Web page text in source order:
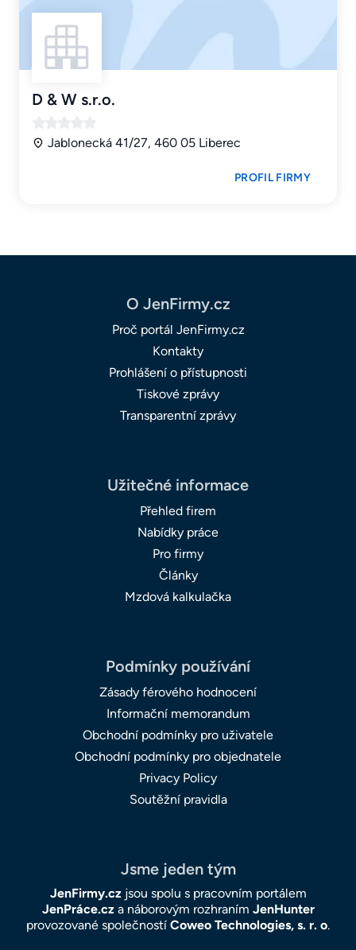
D & W s.r.o.
Jablonecká 41/27, 460 05 Liberec
PROFIL FIRMY
O JenFirmy.cz
Proč portál JenFirmy.cz
Kontakty
Prohlášení o přístupnosti
Tiskové zprávy
Transparentní zprávy
Užitečné informace
Přehled firem
Nabídky práce
Pro firmy
Články
Mzdová kalkulačka
Podmínky používání
Zásady férového hodnocení
Informační memorandum
Obchodní podmínky pro uživatele
Obchodní podmínky pro objednatele
Privacy Policy
Soutěžní pravidla
Jsme jeden tým
JenFirmy.czjsou spolu s pracovním portálem
JenPráce.cza náborovým rozhraním JenHunter
provozované společností Coweo Technologies, s. r. o.